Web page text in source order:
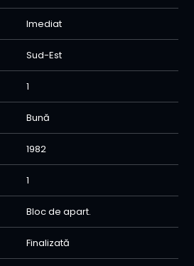
Imediat
Sud-Est
1
Bună
1982
1
Bloc de apart.
Finalizată